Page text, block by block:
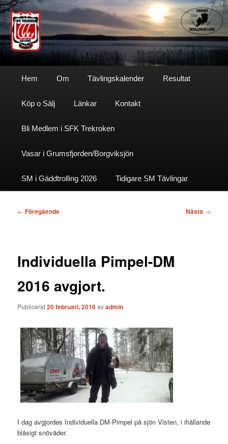
Hoppa
till
primärt
innehållSfktrekroken
Hem Om Tävlingskalender Resultat
Köp o Sälj Länkar Kontakt
Bli Medlem i SFK Trekroken
Vasar i Grumsfjorden/Borgviksjön
SM i Gäddtrolling 2026 Tidigare SM Tävlingar
Inläggsnavigering
← Föregående Nästa →
Individuella Pimpel-DM
2016 avgjort.
Publicerat20 februari, 2016avadmin
I dag avgjordes Individuella DM-Pimpel på sjön Visten, i ihållande
blåsigt snöväder.